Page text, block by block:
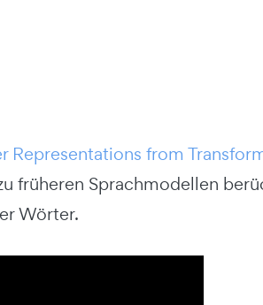
Representations from
früheren Sprachmodellen
Wörter.